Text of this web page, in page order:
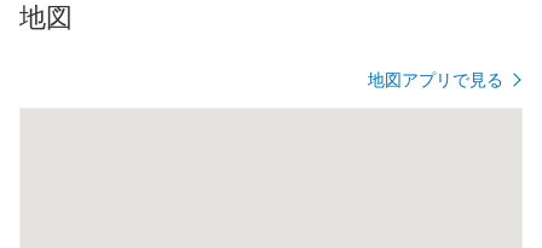
地図
地図アプリで見る